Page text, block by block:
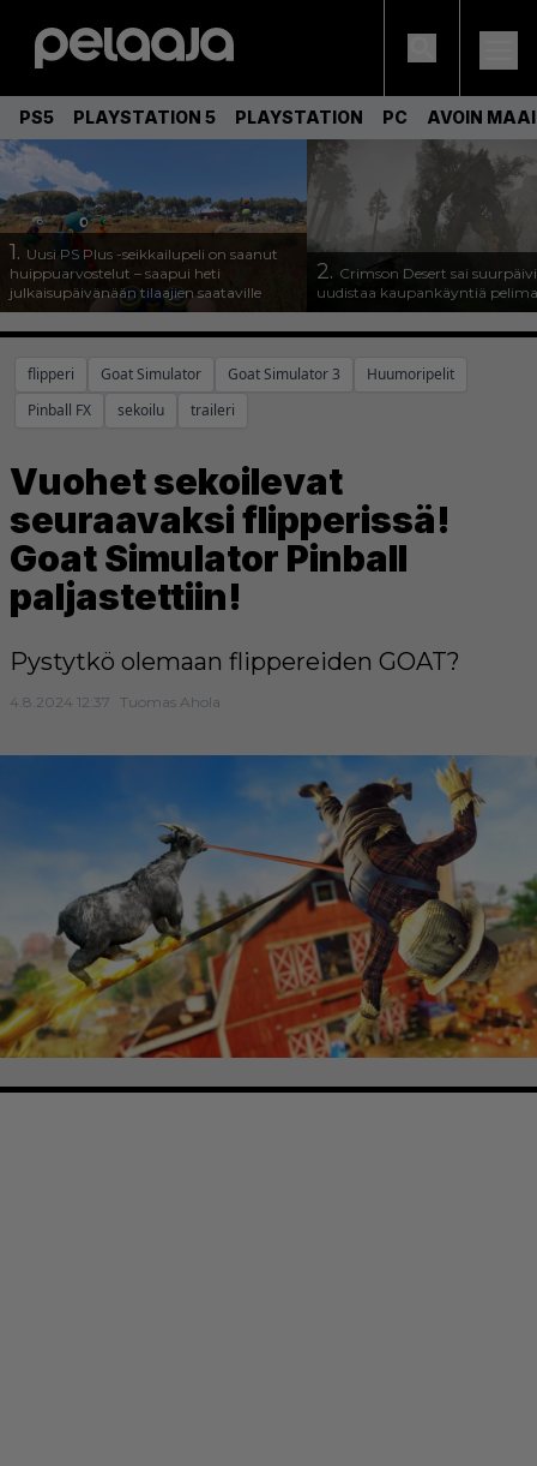
PS5 PLAYSTATION 5 PLAYSTATION PC AVOIN
1. Uusi PS Plus -seikkailupeli on saanut
huippuarvostelut – saapui heti
julkaisupäivänään tilaajien saataville
2. Crimson Desert sai
uudistaa kaupankäyntiä
flipperi Goat Simulator Goat Simulator 3
Huumoripelit
Pinball FX
sekoilu traileri
Vuohet sekoilevat
seuraavaksi flipperissä!
Goat Simulator Pinball
paljastettiin!
Pystytkö olemaan flippereiden GOAT?
4.8.2024 12:37 Tuomas Ahola